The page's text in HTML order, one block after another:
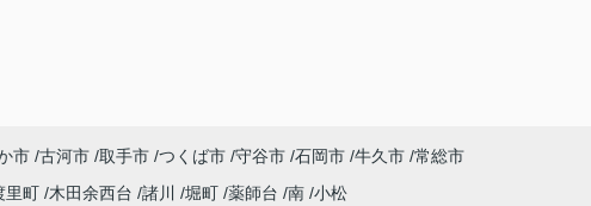
市 古河市 取手市 つくば市 守谷市 石岡市 牛久市 常総市
里町 木田余西台 諸川 堀町 薬師台 南 小松